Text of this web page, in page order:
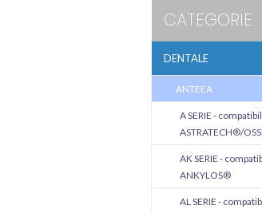
CATEGORIE
DENTALE
ANTEEA
A SERIE -
ASTRATECH®/
AK SERIE -
ANKYLOS®
AL SERIE -